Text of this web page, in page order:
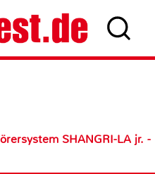
SHANGRI-LA jr. -